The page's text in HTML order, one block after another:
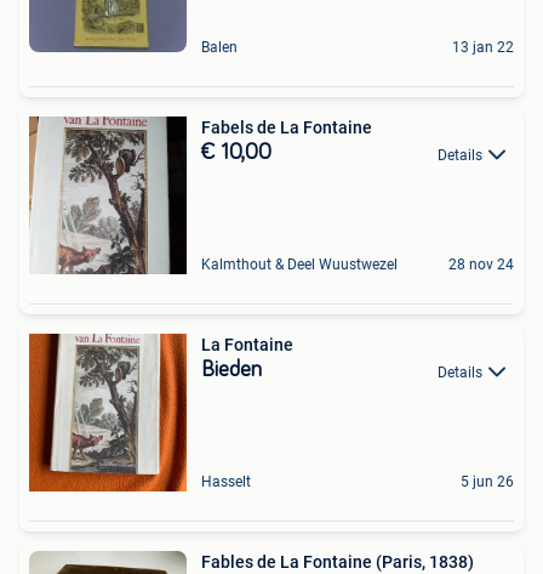
Balen 13 jan 22
Fabels de La Fontaine
€ 10,00 Details
Kalmthout & Deel Wuustwezel 28 nov 24
La Fontaine
Bieden Details
Hasselt 5 jun 26
Fables de La Fontaine (Paris, 1838)